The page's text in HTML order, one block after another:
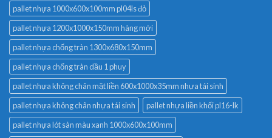
pallet nhựa 1000x600x100mm pl04ls đỏ
pallet nhựa 1200x1000x150mm hàng mới
pallet nhựa chống tràn 1300x680x150mm
pallet nhựa chống tràn dầu 1 phuy
pallet nhựa không chân mặt liền 600x1000x35mm nhựa tái sinh
pallet nhựa không chân nhựa tái sinh
pallet nhựa liền khối pl16-lk
pallet nhựa lót sàn màu xanh 1000x600x100mm